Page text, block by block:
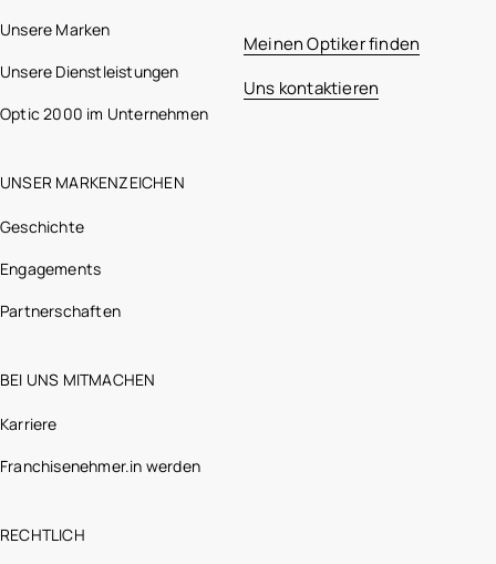
Unsere Marken
Unsere Dienstleistungen
Optic 2000 im Unternehmen
UNSER MARKENZEICHEN
Geschichte
Engagements
Partnerschaften
BEI UNS MITMACHEN
Karriere
Franchisenehmer.in werden
RECHTLICH
Meinen Optiker finden
Uns kontaktieren